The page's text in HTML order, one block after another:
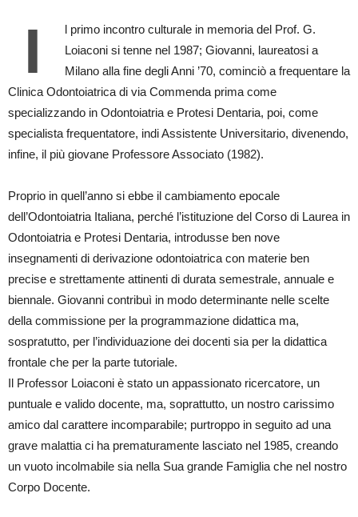
I
l primo incontro culturale in memoria del Prof. G.
Loiaconi si tenne nel 1987; Giovanni, laureatosi a
Milano alla fine degli Anni ’70, cominciò a frequentare la
Clinica Odontoiatrica di via Commenda prima come
specializzando in Odontoiatria e Protesi Dentaria, poi, come
specialista frequentatore, indi Assistente Universitario, divenendo,
infine, il più giovane Professore Associato (1982).
Proprio in quell’anno si ebbe il cambiamento epocale
dell’Odontoiatria Italiana, perché l’istituzione del Corso di Laurea in
Odontoiatria e Protesi Dentaria, introdusse ben nove
insegnamenti di derivazione odontoiatrica con materie ben
precise e strettamente attinenti di durata semestrale, annuale e
biennale. Giovanni contribuì in modo determinante nelle scelte
della commissione per la programmazione didattica ma,
sospratutto, per l’individuazione dei docenti sia per la didattica
frontale che per la parte tutoriale.
Il Professor Loiaconi è stato un appassionato ricercatore, un
puntuale e valido docente, ma, soprattutto, un nostro carissimo
amico dal carattere incomparabile; purtroppo in seguito ad una
grave malattia ci ha prematuramente lasciato nel 1985, creando
un vuoto incolmabile sia nella Sua grande Famiglia che nel nostro
Corpo Docente.